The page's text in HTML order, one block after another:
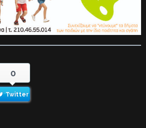
0
Twitter